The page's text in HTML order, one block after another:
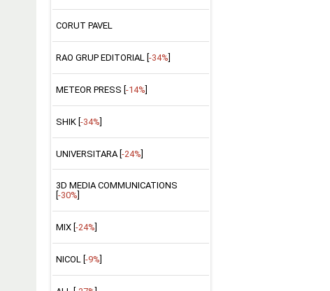
CORUT PAVEL
RAO GRUP EDITORIAL [ -34%
METEOR PRESS [ -14%
SHIK [-34%]
UNIVERSITARA [-24%]
3D MEDIA COMMUNICATIONS
-30%
MIX [ -24%
NICOL [ -9%